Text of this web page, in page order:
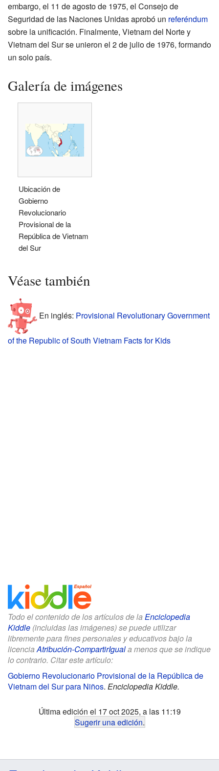
embargo, el 11 de agosto de 1975, el Consejo de
Seguridad de las Naciones Unidas aprobó un referéndum
sobre la unificación. Finalmente, Vietnam del Norte y
Vietnam del Sur se unieron el 2 de julio de 1976, formando
un solo país.
Galería de imágenes
Ubicación de
Gobierno
Revolucionario
Provisional de la
República de Vietnam
del Sur
Véase también
En inglés: Provisional Revolutionary Government
of the Republic of South Vietnam Facts for Kids
Todo el contenido de los artículos de la Enciclopedia
Kiddle (incluidas las imágenes) se puede utilizar
libremente para fines personales y educativos bajo la
licenciaAtribución-CompartirIguala menos que se indique
lo contrario. Citar este artículo:
Gobierno Revolucionario Provisional de la República de
Vietnam del Sur para Niños. Enciclopedia Kiddle.
Última edición el 17 oct 2025, a las 11:19
Sugerir una edición.